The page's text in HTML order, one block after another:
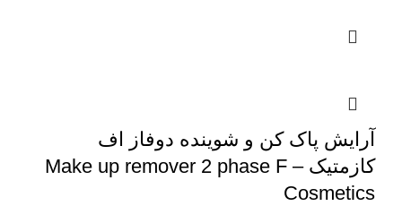
آرایش پاک کن و شوینده دوفاز اف
کازمتیک – Make up remover 2 phase F
Cosmetics